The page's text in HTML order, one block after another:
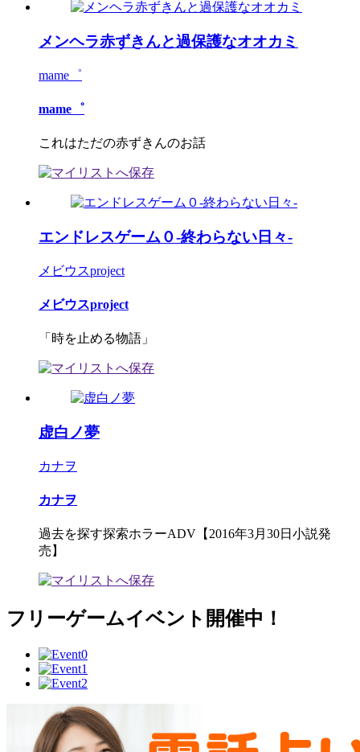
メンヘラ赤ずきんと過保護なオオカミ
mame゜
mame゜
これはただの赤ずきんのお話
エンドレスゲーム０-終わらない日々-
メビウスproject
メビウスproject
「時を止める物語」
虚白ノ夢
カナヲ
カナヲ
過去を探す探索ホラーADV【2016年3月30日小説発
売】
フリーゲームイベント開催中！